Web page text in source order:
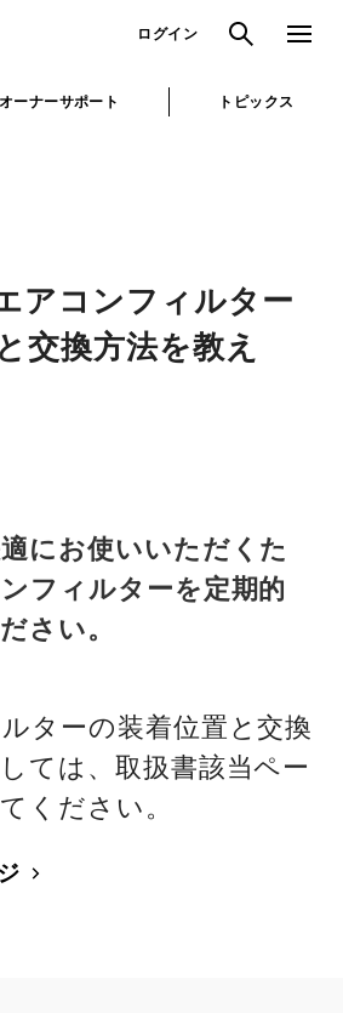
ログイン 検索 メニュ
オーナーサポート トピックス
アコンフィルター
交換方法を教え
にお使いいただくた
フィルターを定期的
さい。
ターの装着位置と交換
ては、取扱書該当ペー
ください。